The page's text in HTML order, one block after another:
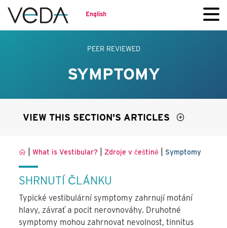
English
PEER REVIEWED
SYMPTOMY
VIEW THIS SECTION'S ARTICLES
|What is Vestibular? |Zdroje v češtině Symptomy
SHRNUTÍ ČLÁNKU
Typické vestibulární symptomy zahrnují motání
hlavy, závrať a pocit nerovnováhy. Druhotné
symptomy mohou zahrnovat nevolnost, tinnitus